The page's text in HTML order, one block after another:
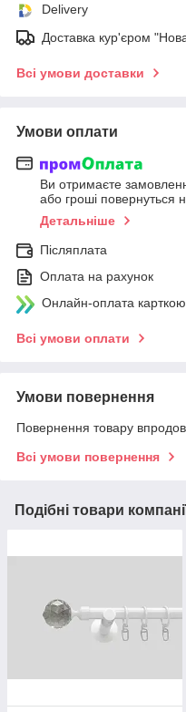
Delivery
Доставка кур'єром
Всі умови доставки
Умови оплати
Ви отримаєте
або гроші повернуться
Детальніше
Післяплата
Оплата на рахунок
Онлайн-оплата
Всі умови оплати
Умови повернення
Повернення товару
Всі умови повернення
Подібні товари